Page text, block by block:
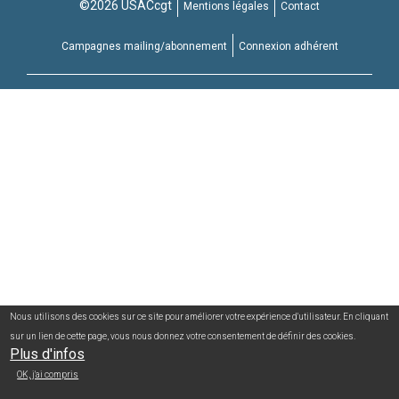
©2026 USACcgt Mentions légales Contact
Campagnes mailing/abonnement Connexion adhérent
Nous utilisons des cookies sur ce site pour améliorer votre expérience d'utilisateur. En cliquant
sur un lien de cette page, vous nous donnez votre consentement de définir des cookies.
Plus d'infos
OK, j'ai compris